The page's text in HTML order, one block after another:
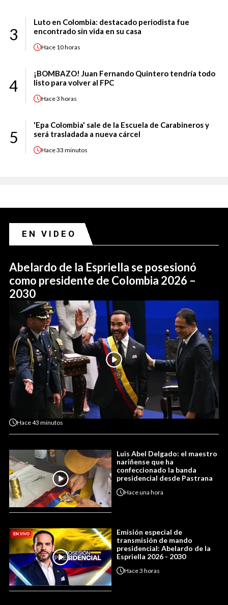
3
Luto en Colombia: destacado periodista fue
encontrado sin vida en su casa
Hace 10 horas
4
¡BOMBAZO! Juan Fernando Quintero tendría todo
listo para volver al FPC
Hace3 horas
5
'Epa Colombia' sale de la Escuela de Carabineros y
será trasladada a nueva cárcel
Hace33 minutos
EN VIDEO
Abelardo de la Espriella se posesionó
como presidente de Colombia 2026 –
2030
Hace43 minutos
Luis Abel Delgado: el maestro
nariñense que ha
confeccionado la banda
presidencial desde Pastrana
Haceuna hora
Emisión especial de
transmisión de mando
presidencial: Abelardo de la
Espriella 2026 - 2030
Hace3 horas